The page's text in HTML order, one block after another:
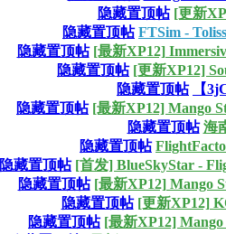
隐藏置顶帖 [更新
隐藏置顶帖 FTSim -
隐藏置顶帖 [最新XP12]
隐藏置顶帖 [更新XP12]
隐藏置顶帖
【
隐藏置顶帖 [最新XP12] Mango
隐藏置顶帖 海
隐藏置顶帖
隐藏置顶帖 [首发] BlueSkyStar -
隐藏置顶帖 [最新XP12] Mango
隐藏置顶帖 [更新XP12]
隐藏置顶帖 [最新XP12]